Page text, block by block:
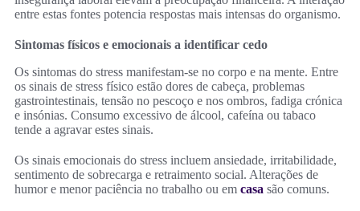
entre estas fontes potencia respostas mais intensas do organismo.
Sintomas físicos e emocionais a identificar cedo
Os sintomas do stress manifestam‑se no corpo e na mente. Entre
os sinais de stress físico estão dores de cabeça, problemas
gastrointestinais, tensão no pescoço e nos ombros, fadiga crónica
e insónias. Consumo excessivo de álcool, cafeína ou tabaco
tende a agravar estes sinais.
Os sinais emocionais do stress incluem ansiedade, irritabilidade,
sentimento de sobrecarga e retraimento social. Alterações de
humor e menor paciência no trabalho ou em casa são comuns.